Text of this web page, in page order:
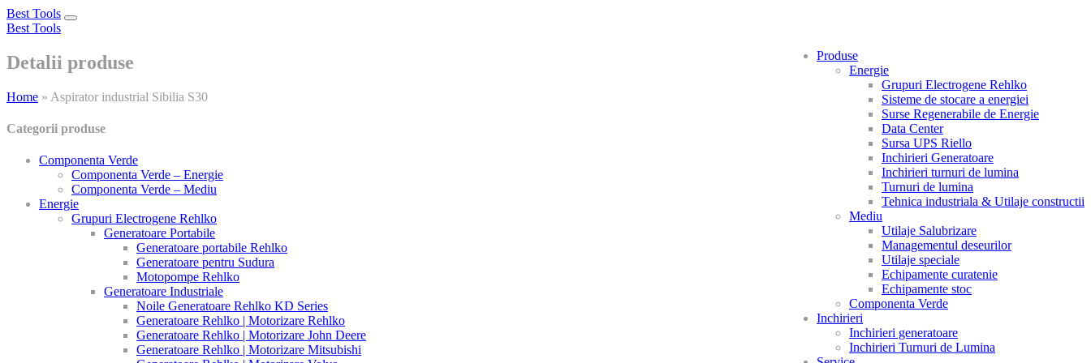
Best Tools
Toggle
Best Tools
Produse
Energie
Grupuri Electrogene Rehlko
Sisteme de stocare a energiei
Surse Regenerabile de Energie
Data Center
Sursa UPS Riello
Inchirieri Generatoare
Inchirieri turnuri de lumina
Turnuri de lumina
Tehnica industriala & Utilaje constructii
Mediu
Utilaje Salubrizare
Managementul deseurilor
Utilaje speciale
Echipamente curatenie
Echipamente stoc
Componenta Verde
Inchirieri
Inchirieri generatoare
Inchirieri Turnuri de Lumina
Detalii produse
Home » Aspirator industrial Sibilia S30
Categorii produse
Componenta Verde
Componenta Verde – Energie
Componenta Verde – Mediu
Energie
Grupuri Electrogene Rehlko
Generatoare Portabile
Generatoare portabile Rehlko
Generatoare pentru Sudura
Motopompe Rehlko
Generatoare Industriale
Noile Generatoare Rehlko KD Series
Generatoare Rehlko | Motorizare Rehlko
Generatoare Rehlko | Motorizare John Deere
Generatoare Rehlko | Motorizare Mitsubishi